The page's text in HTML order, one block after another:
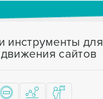
инструменты для
сайтов